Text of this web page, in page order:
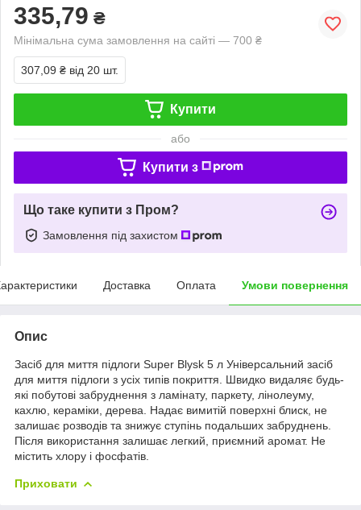
335,79 ₴
Мінімальна сума замовлення на сайті — 700 ₴
307,09 ₴ від 20 шт.
Купити
або
Купити з
Що таке купити з Пром?
Замовлення під захистом
Доставка Оплата Умови повернення
Опис
Засіб для миття підлоги Super Blysk 5 л Універсальний засіб
для миття підлоги з усіх типів покриття. Швидко видаляє будь-
які побутові забруднення з ламінату, паркету, лінолеуму,
кахлю, кераміки, дерева. Надає вимитій поверхні блиск, не
залишає розводів та знижує ступінь подальших забруднень.
Після використання залишає легкий, приємний аромат. Не
містить хлору і фосфатів.
Приховати